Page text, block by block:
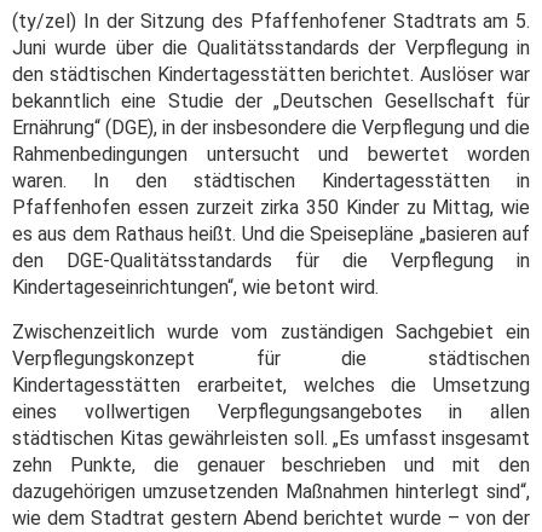
(ty/zel) In der Sitzung des Pfaffenhofener Stadtrats am 5.
Juni wurde über die Qualitätsstandards der Verpflegung in
den städtischen Kindertagesstätten berichtet. Auslöser war
bekanntlich eine Studie der „Deutschen Gesellschaft für
Ernährung“ (DGE), in der insbesondere die Verpflegung und die
Rahmenbedingungen untersucht und bewertet worden
waren. In den städtischen Kindertagesstätten in
Pfaffenhofen essen zurzeit zirka 350 Kinder zu Mittag, wie
es aus dem Rathaus heißt. Und die Speisepläne „basieren auf
den DGE-Qualitätsstandards für die Verpflegung in
Kindertageseinrichtungen“, wie betont wird.
Zwischenzeitlich wurde vom zuständigen Sachgebiet ein
Verpflegungskonzept für die städtischen
Kindertagesstätten erarbeitet, welches die Umsetzung
eines vollwertigen Verpflegungsangebotes in allen
städtischen Kitas gewährleisten soll. „Es umfasst insgesamt
zehn Punkte, die genauer beschrieben und mit den
dazugehörigen umzusetzenden Maßnahmen hinterlegt sind“,
wie dem Stadtrat gestern Abend berichtet wurde – von der